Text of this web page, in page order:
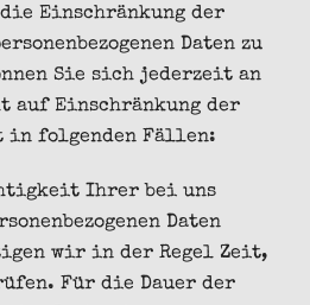
die Einschränkung der
Daten zu
Sie sich jederzeit an
auf Einschränkung der
in folgenden Fällen:
Ihrer bei uns
Daten
wir in der Regel Zeit,
Für die Dauer der